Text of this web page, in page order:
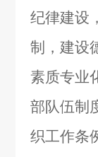
纪律建设
制，建设
素质专业
部队伍制
织工作条